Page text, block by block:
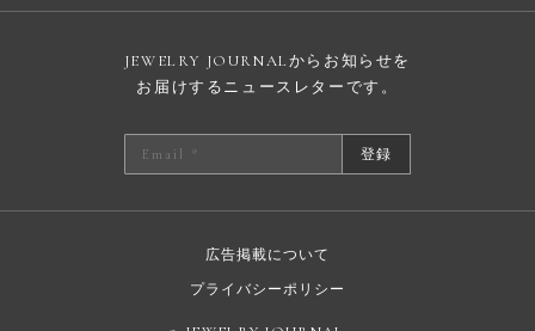
JEWELRY JOURNALからお知らせを
お届けするニュースレターです。
登録
広告掲載について
プライバシーポリシー